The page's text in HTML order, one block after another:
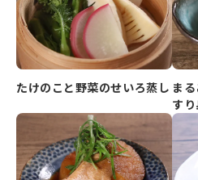
たけのこと野菜のせいろ蒸し ま
す